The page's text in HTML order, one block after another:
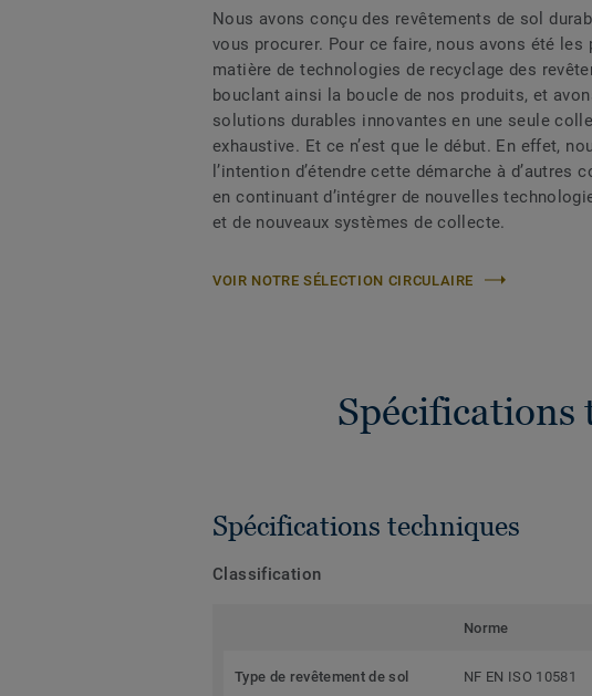
Nous avons conçu des revêtements de sol
vous procurer. Pour ce faire, nous avons été les
matière de technologies de recyclage des
bouclant ainsi la boucle de nos produits, et
solutions durables innovantes en une seule
exhaustive. Et ce n’est que le début. En effet,
l’intention d’étendre cette démarche à d’autres
en continuant d’intégrer de nouvelles
et de nouveaux systèmes de collecte.
VOIR NOTRE SÉLECTION CIRCULAIRE
Spécifications
Spécifications techniques
Classification
Norme
Type de revêtement de sol NF EN ISO 10581